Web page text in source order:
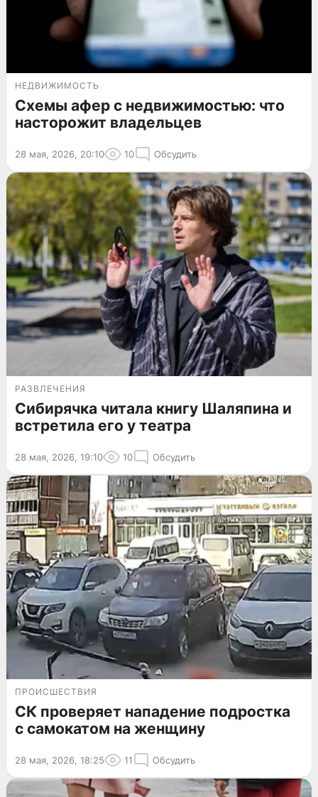
НЕДВИЖИМОСТЬ
Схемы афер с недвижимостью: что
насторожит владельцев
28 мая, 2026, 20:10 10 Обсудить
РАЗВЛЕЧЕНИЯ
Сибирячка читала книгу Шаляпина и
встретила его у театра
28 мая, 2026, 19:10 10 Обсудить
ПРОИСШЕСТВИЯ
СК проверяет нападение подростка
с самокатом на женщину
28 мая, 2026, 18:25 11 Обсудить